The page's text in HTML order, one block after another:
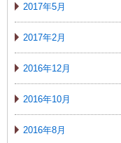
2017年5月
2017年2月
2016年12月
2016年10月
2016年8月